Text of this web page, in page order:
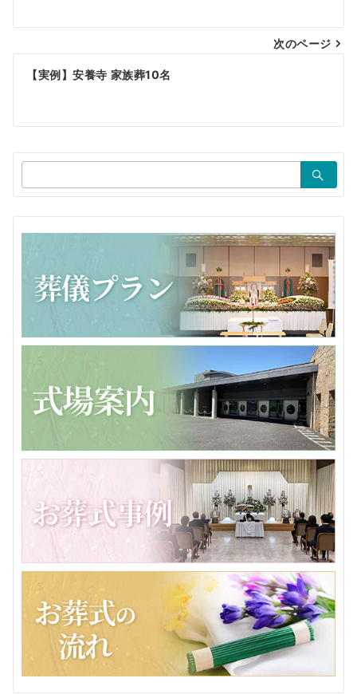
ナ
ビ
シ
ョ
ン
次のページ
【実例】安養寺 家族葬10名
索：